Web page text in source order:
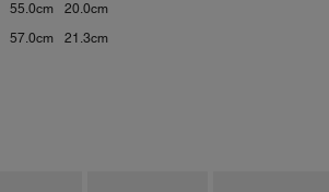
55.0cm
20.0cm
57.0cm 21.3cm